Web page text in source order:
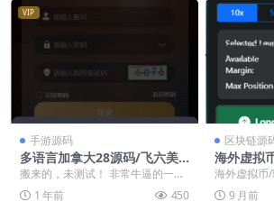
VIP
手游源码
多语言加拿大28源码/飞六美
金盘/多玩法追号/前端vue纯
源码+后端Java
搬来的，未测试！ 非常牛逼的一个
框架，采用的都是最新的框架系统
开发，目前是我见过...
1 年前 450
区块链源
海外虚拟
约/杠杆合
源系统代
码】
海外虚拟币
合约/后端
支持代理 ...
9 月前